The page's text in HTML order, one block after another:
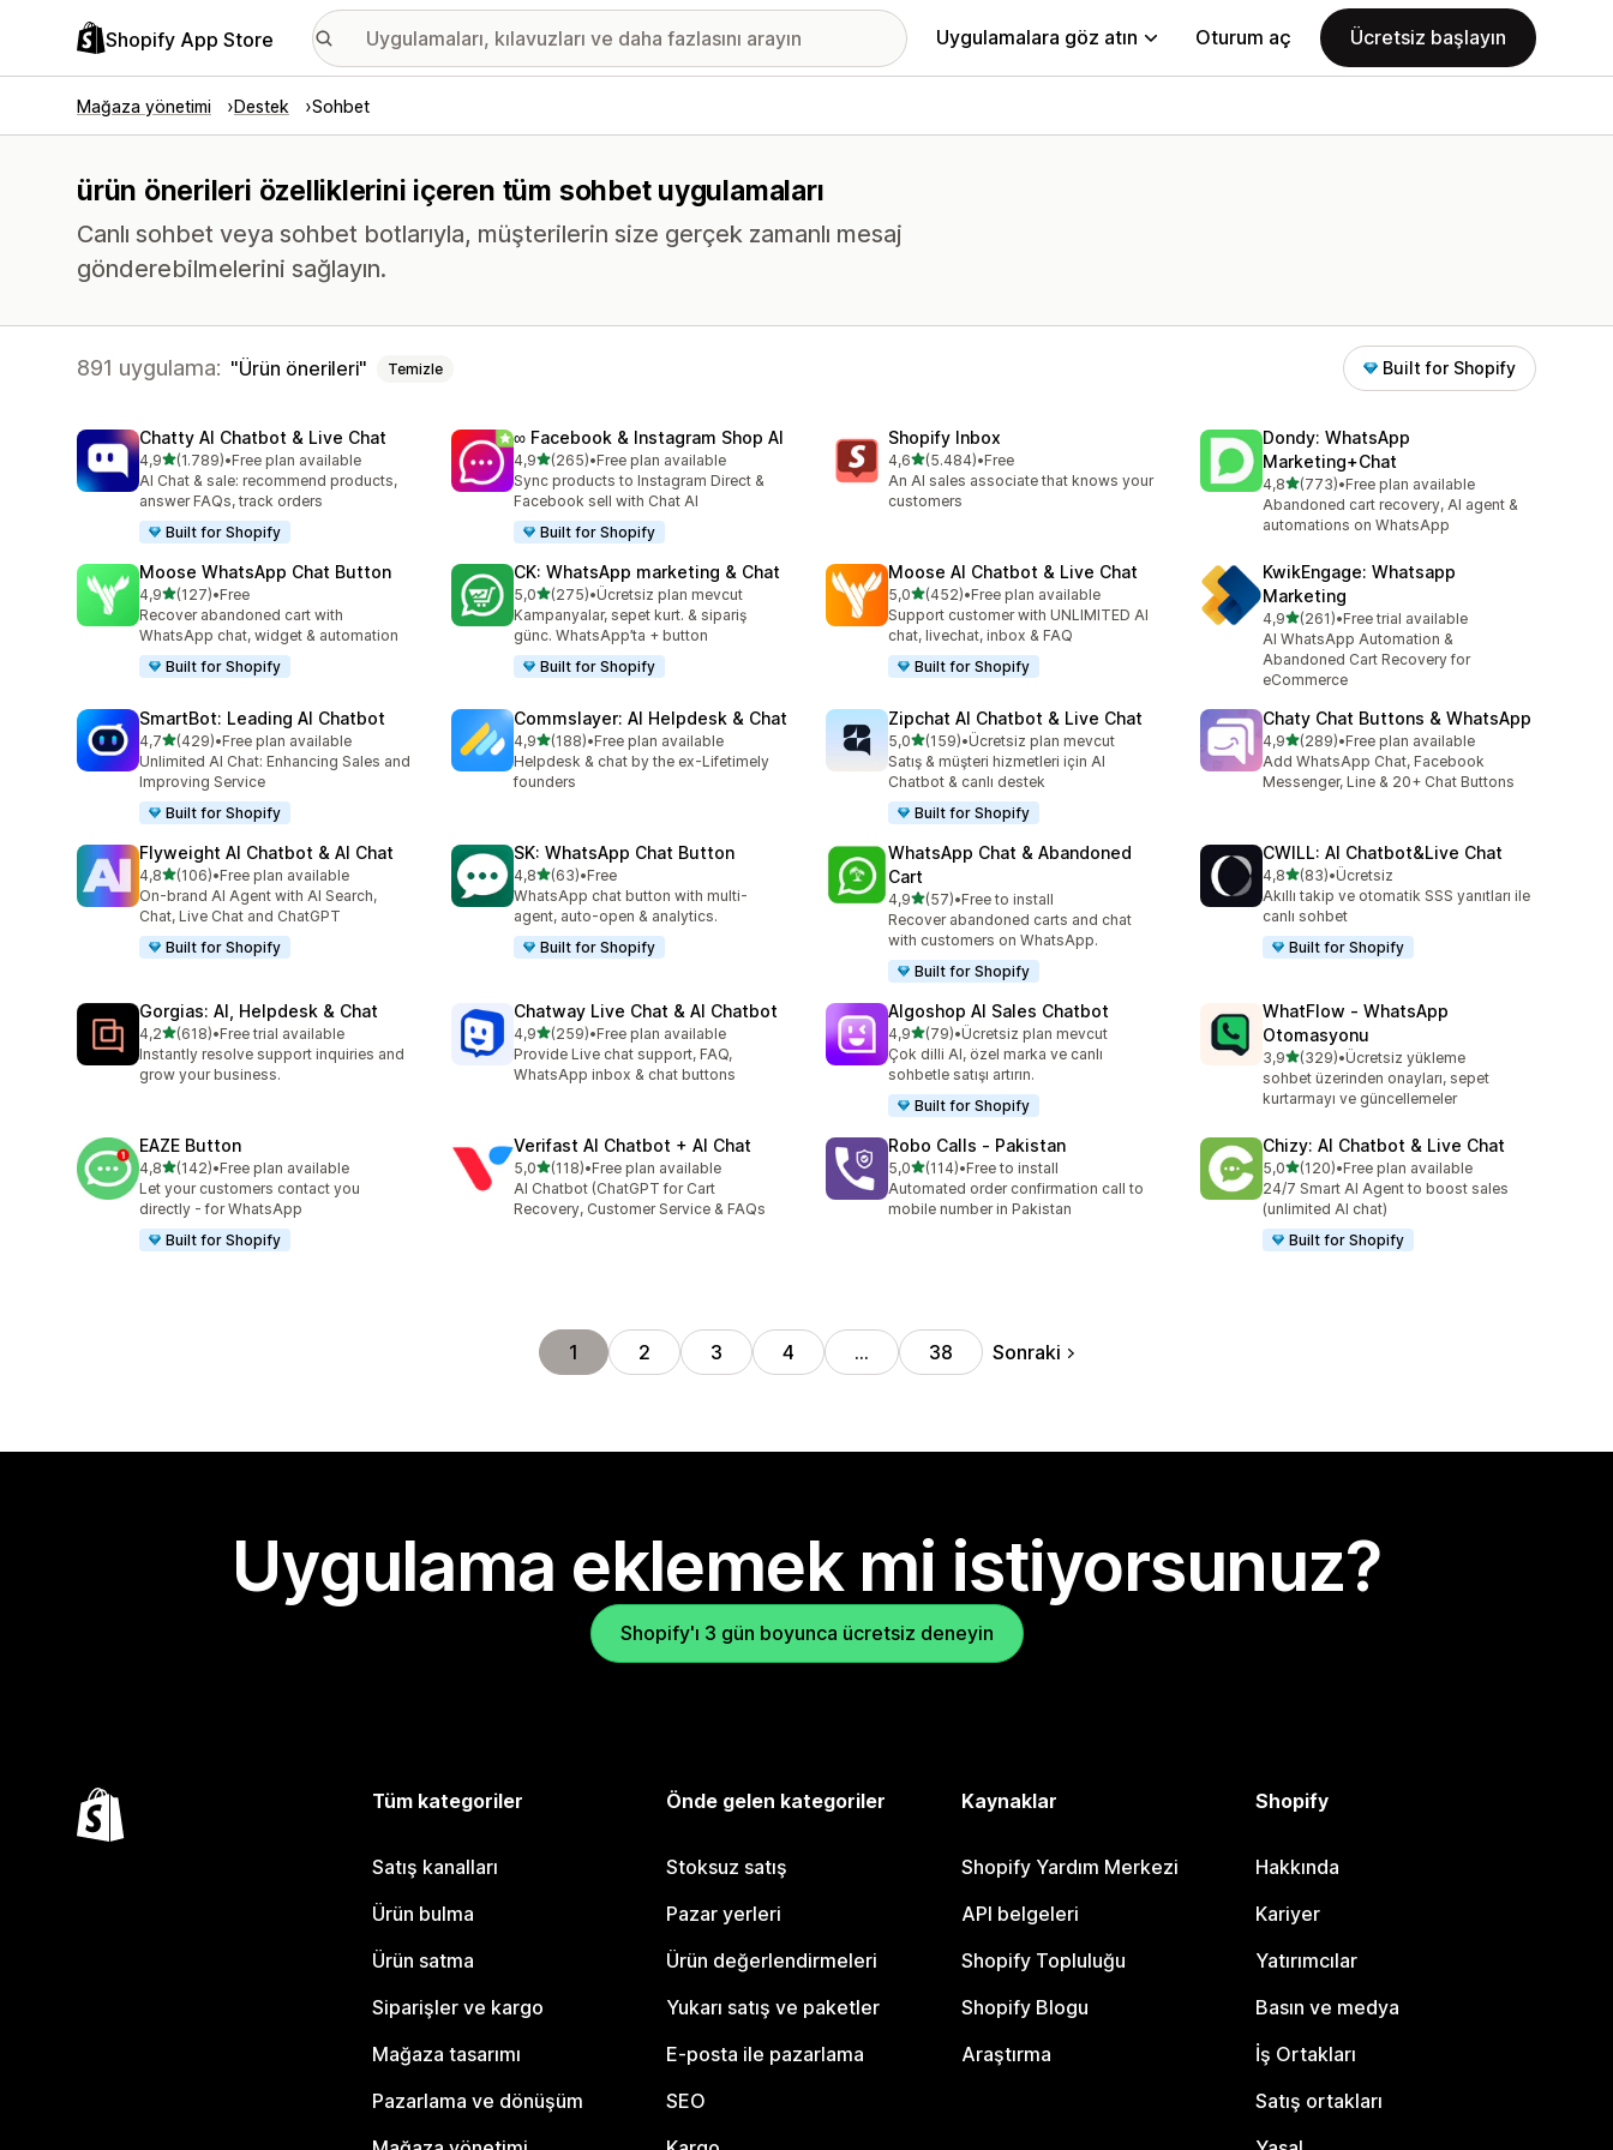
Shopify App Store Uygulamalara göz atın Oturum aç Ücretsiz başlayın
Mağaza yönetimi Destek Sohbet
ürün önerileri özelliklerini içeren tüm sohbet uygulamaları
Canlı sohbet veya sohbet botlarıyla, müşterilerin size gerçek zamanlı mesaj
gönderebilmelerini sağlayın.
891 uygulama: Ürün önerileri Temizle Built for Shopify
Chatty AI Chatbot & Live Chat
4,95 yıldız üzerinden
(1.789)
toplam 1789 değerlendirme
•Free plan available
AI Chat & sale: recommend products,
answer FAQs, track orders
Built for Shopify
∞ Facebook & Instagram Shop AI
4,95 yıldız üzerinden
(265)
toplam 265 değerlendirme
•Free plan available
Sync products to Instagram Direct &
Facebook sell with Chat AI
Built for Shopify
Shopify Inbox
4,65 yıldız üzerinden
(5.484)
toplam 5484 değerlendirme
•Free
An AI sales associate that knows your
customers
Dondy: WhatsApp
Marketing+Chat
4,85 yıldız üzerinden
(773)
toplam 773 değerlendirme
•Free plan available
Abandoned cart recovery, AI agent &
automations on WhatsApp
Moose WhatsApp Chat Button
4,95 yıldız üzerinden
(127)
toplam 127 değerlendirme
•Free
Recover abandoned cart with
WhatsApp chat, widget & automation
Built for Shopify
CK: WhatsApp marketing & Chat
5,05 yıldız üzerinden
(275)
toplam 275 değerlendirme
•Ücretsiz plan mevcut
Kampanyalar, sepet kurt. & sipariş
günc. WhatsApp’ta + button
Built for Shopify
Moose AI Chatbot & Live Chat
5,05 yıldız üzerinden
(452)
toplam 452 değerlendirme
•Free plan available
Support customer with UNLIMITED AI
chat, livechat, inbox & FAQ
Built for Shopify
KwikEngage: Whatsapp
Marketing
4,95 yıldız üzerinden
(261)
toplam 261 değerlendirme
•Free trial available
AI WhatsApp Automation &
Abandoned Cart Recovery for
eCommerce
SmartBot: Leading AI Chatbot
4,75 yıldız üzerinden
(429)
toplam 429 değerlendirme
•Free plan available
Unlimited AI Chat: Enhancing Sales and
Improving Service
Built for Shopify
Commslayer: AI Helpdesk & Chat
4,95 yıldız üzerinden
(188)
toplam 188 değerlendirme
•Free plan available
Helpdesk & chat by the ex-Lifetimely
founders
Zipchat AI Chatbot & Live Chat
5,05 yıldız üzerinden
(159)
toplam 159 değerlendirme
•Ücretsiz plan mevcut
Satış & müşteri hizmetleri için AI
Chatbot & canlı destek
Built for Shopify
Chaty Chat Buttons & WhatsApp
4,95 yıldız üzerinden
(289)
toplam 289 değerlendirme
•Free plan available
Add WhatsApp Chat, Facebook
Messenger, Line & 20+ Chat Buttons
Flyweight AI Chatbot & AI Chat
4,85 yıldız üzerinden
(106)
toplam 106 değerlendirme
•Free plan available
On-brand AI Agent with AI Search,
Chat, Live Chat and ChatGPT
Built for Shopify
SK: WhatsApp Chat Button
4,85 yıldız üzerinden
(63)
toplam 63 değerlendirme
•Free
WhatsApp chat button with multi-
agent, auto-open & analytics.
Built for Shopify
WhatsApp Chat & Abandoned
Cart
4,95 yıldız üzerinden
(57)
toplam 57 değerlendirme
•Free to install
Recover abandoned carts and chat
with customers on WhatsApp.
Built for Shopify
CWILL: AI Chatbot&Live Chat
4,85 yıldız üzerinden
(83)
toplam 83 değerlendirme
•Ücretsiz
Akıllı takip ve otomatik SSS yanıtları ile
canlı sohbet
Built for Shopify
Gorgias: AI, Helpdesk & Chat
4,25 yıldız üzerinden
(618)
toplam 618 değerlendirme
•Free trial available
Instantly resolve support inquiries and
grow your business.
Chatway Live Chat & AI Chatbot
4,95 yıldız üzerinden
(259)
toplam 259 değerlendirme
•Free plan available
Provide Live chat support, FAQ,
WhatsApp inbox & chat buttons
Algoshop AI Sales Chatbot
4,95 yıldız üzerinden
(79)
toplam 79 değerlendirme
•Ücretsiz plan mevcut
Çok dilli AI, özel marka ve canlı
sohbetle satışı artırın.
Built for Shopify
WhatFlow ‑ WhatsApp
Otomasyonu
3,95 yıldız üzerinden
(329)
toplam 329 değerlendirme
•Ücretsiz yükleme
sohbet üzerinden onayları, sepet
kurtarmayı ve güncellemeler
EAZE Button
4,85 yıldız üzerinden
(142)
toplam 142 değerlendirme
•Free plan available
Let your customers contact you
directly - for WhatsApp
Built for Shopify
Verifast AI Chatbot + AI Chat
5,05 yıldız üzerinden
(118)
toplam 118 değerlendirme
•Free plan available
AI Chatbot (ChatGPT for Cart
Recovery, Customer Service & FAQs
Robo Calls ‑ Pakistan
5,05 yıldız üzerinden
(114)
toplam 114 değerlendirme
•Free to install
Automated order confirmation call to
mobile number in Pakistan
Chizy: AI Chatbot & Live Chat
5,05 yıldız üzerinden
(120)
toplam 120 değerlendirme
•Free plan available
24/7 Smart AI Agent to boost sales
(unlimited AI chat)
Built for Shopify
1 2 3 4 … 38 Sonraki
Uygulama eklemek mi istiyorsunuz?
Shopify'ı 3 gün boyunca ücretsiz deneyin
Tüm kategoriler
Satış kanalları
Ürün bulma
Ürün satma
Siparişler ve kargo
Mağaza tasarımı
Pazarlama ve dönüşüm
Önde gelen kategoriler
Stoksuz satış
Pazar yerleri
Ürün değerlendirmeleri
Yukarı satış ve paketler
E-posta ile pazarlama
SEO
Kaynaklar
Shopify Yardım Merkezi
API belgeleri
Shopify Topluluğu
Shopify Blogu
Araştırma
Shopify
Hakkında
Kariyer
Yatırımcılar
Basın ve medya
İş Ortakları
Satış ortakları